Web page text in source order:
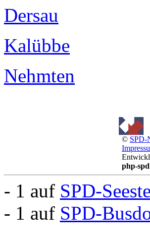
Dersau
Kalübbe
Nehmten
© SPD-
php-
- 1 auf SPD-
- 1 auf SPD-